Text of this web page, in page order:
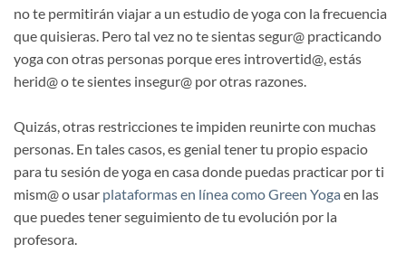
no te permitirán viajar a un estudio de yoga con la frecuencia
que quisieras. Pero tal vez no te sientas segur@ practicando
yoga con otras personas porque eres introvertid@, estás
herid@ o te sientes insegur@ por otras razones.
Quizás, otras restricciones te impiden reunirte con muchas
personas. En tales casos, es genial tener tu propio espacio
para tu sesión de yoga en casa donde puedas practicar por ti
mism@ o usar plataformas en línea como Green Yoga en las
que puedes tener seguimiento de tu evolución por la
profesora.